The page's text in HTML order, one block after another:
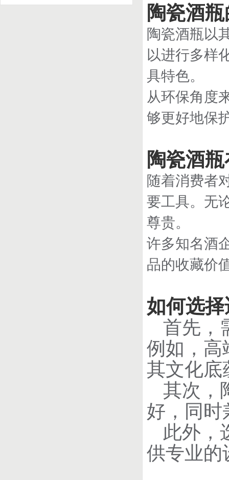
陶瓷酒
陶瓷酒瓶以
以进行多样
具特色。
从环保角度
够更好地保
陶瓷酒
随着消费者
要工具。无
尊贵。
许多知名酒
品的收藏价
如何选
首先，
例如，高
其文化底
其次，
好，同时
此外，
供专业的